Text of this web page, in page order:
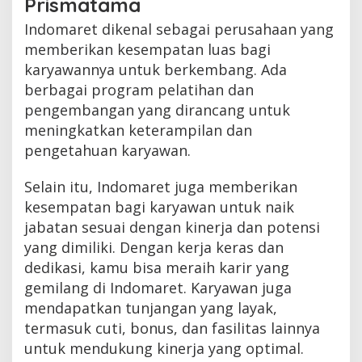
Indomaret dikenal sebagai perusahaan yang
memberikan kesempatan luas bagi
karyawannya untuk berkembang. Ada
berbagai program pelatihan dan
pengembangan yang dirancang untuk
meningkatkan keterampilan dan
pengetahuan karyawan.
Selain itu, Indomaret juga memberikan
kesempatan bagi karyawan untuk naik
jabatan sesuai dengan kinerja dan potensi
yang dimiliki. Dengan kerja keras dan
dedikasi, kamu bisa meraih karir yang
gemilang di Indomaret. Karyawan juga
mendapatkan tunjangan yang layak,
termasuk cuti, bonus, dan fasilitas lainnya
untuk mendukung kinerja yang optimal.